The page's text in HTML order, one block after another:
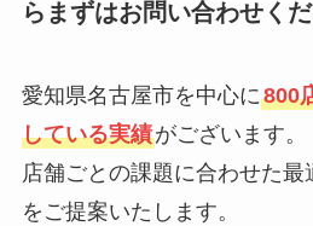
らまずはお問い合わせく
愛知県名古屋市を中心に800
している実績がございます。
店舗ごとの課題に合わせた
をご提案いたします。